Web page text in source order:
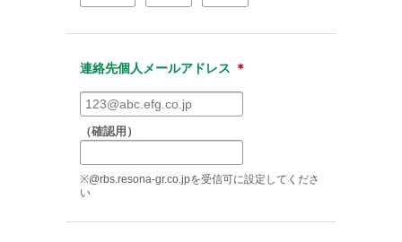
連絡先個人メールアドレス ＊
（確認用）
※@rbs.resona-gr.co.jpを受信可に設定してくださ
い